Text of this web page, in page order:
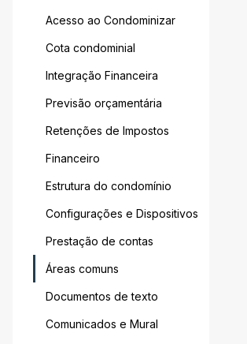
Acesso ao Condominizar
Cota condominial
Integração Financeira
Previsão orçamentária
Retenções de Impostos
Financeiro
Estrutura do condomínio
Configurações e Dispositivos
Prestação de contas
Áreas comuns
Documentos de texto
Comunicados e Mural